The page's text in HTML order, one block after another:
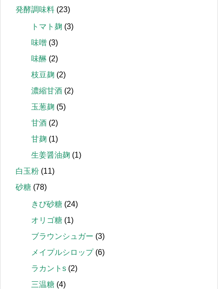
発酵調味料 (23)
トマト麹 (3)
味噌 (3)
味醂 (2)
枝豆麹 (2)
濃縮甘酒 (2)
玉葱麹 (5)
甘酒 (2)
甘麹 (1)
生姜醤油麹 (1)
白玉粉 (11)
砂糖 (78)
きび砂糖 (24)
オリゴ糖 (1)
ブラウンシュガー (3)
メイプルシロップ(6)
ラカントs (2)
三温糖 (4)